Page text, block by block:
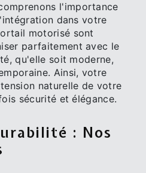
l'importance
dans votre
motorisé sont
parfaitement avec le
qu'elle soit moderne,
Ainsi, votre
naturelle de votre
sécurité et élégance.
: Nos